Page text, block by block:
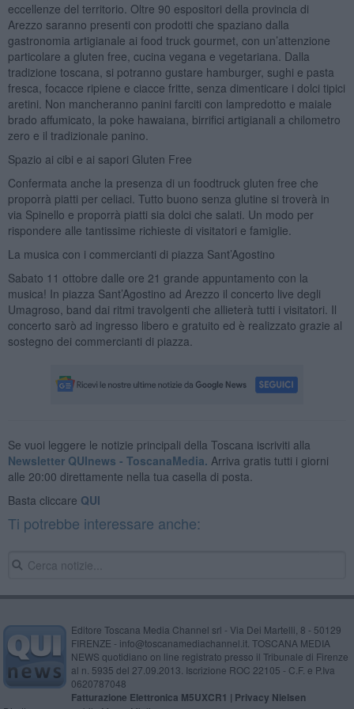
eccellenze del territorio. Oltre 90 espositori della provincia di
Arezzo saranno presenti con prodotti che spaziano dalla
gastronomia artigianale ai food truck gourmet, con un’attenzione
particolare a gluten free, cucina vegana e vegetariana. Dalla
tradizione toscana, si potranno gustare hamburger, sughi e pasta
fresca, focacce ripiene e ciacce fritte, senza dimenticare i dolci tipici
aretini. Non mancheranno panini farciti con lampredotto e maiale
brado affumicato, la poke hawaiana, birrifici artigianali a chilometro
zero e il tradizionale panino.
Spazio ai cibi e ai sapori Gluten Free
Confermata anche la presenza di un foodtruck gluten free che
proporrà piatti per celiaci. Tutto buono senza glutine si troverà in
via Spinello e proporrà piatti sia dolci che salati. Un modo per
rispondere alle tantissime richieste di visitatori e famiglie.
La musica con i commercianti di piazza Sant’Agostino
Sabato 11 ottobre dalle ore 21 grande appuntamento con la
musica! In piazza Sant’Agostino ad Arezzo il concerto live degli
Umagroso, band dai ritmi travolgenti che allieterà tutti i visitatori. Il
concerto sarò ad ingresso libero e gratuito ed è realizzato grazie al
sostegno dei commercianti di piazza.
Se vuoi leggere le notizie principali della Toscana iscriviti alla
Newsletter QUInews - ToscanaMedia. Arriva gratis tutti i giorni
alle 20:00 direttamente nella tua casella di posta.
Basta cliccare QUI
Ti potrebbe interessare anche:
Editore Toscana Media Channel srl - Via Dei Martelli, 8 - 50129
FIRENZE - info@toscanamediachannel.it. TOSCANA MEDIA
NEWS quotidiano on line registrato presso il Tribunale di Firenze
al n. 5935 del 27.09.2013. Iscrizione ROC 22105 - C.F. e P.Iva
0620787048
Fatturazione Elettronica M5UXCR1 | Privacy Nielsen